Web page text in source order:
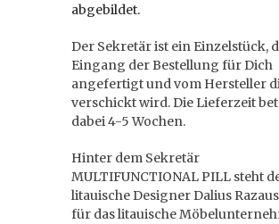
abgebildet.
Der Sekretär ist ein Einzelstück,
Eingang der Bestellung für Dich
angefertigt und vom Hersteller
verschickt wird. Die Lieferzeit
dabei 4-5 Wochen.
Hinter dem Sekretär
MULTIFUNCTIONAL PILL steht
litauische Designer Dalius
für das litauische